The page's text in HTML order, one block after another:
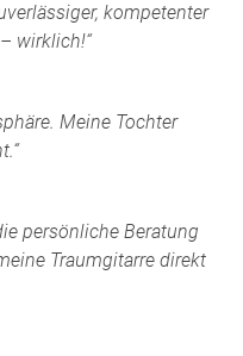
kompetenter
wirklich!“
Meine Tochter
persönliche Beratung
Traumgitarre direkt